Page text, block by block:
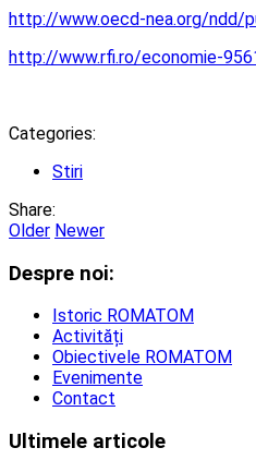
http://www.oecd-nea.org/ndd/
http://www.rfi.ro/economie-
Categories:
Stiri
Share:
Older Newer
Despre noi:
Istoric ROMATOM
Activități
Obiectivele ROMATOM
Evenimente
Contact
Ultimele articole